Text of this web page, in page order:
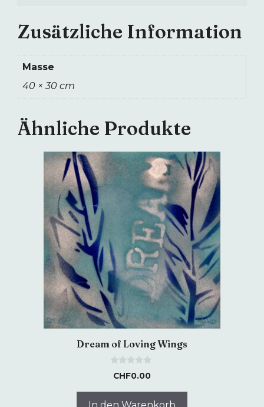
Zusätzliche Information
Masse
40 × 30 cm
Ähnliche Produkte
Dream of Loving Wings
o
t
o
CHF0.00